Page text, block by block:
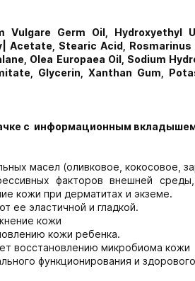
Germ Oil, Hydroxyethyl
Acetate, Stearic Acid,
Olea Europaea Oil, Sodium
Glycerin, Xanthan Gum,
с информационным
масел (оливковое,
факторов внешней
кожи при дерматитах и экземе.
ее эластичной и гладкой.
кожи
кожи ребенка.
восстановлению микробиома кожи
функционирования и